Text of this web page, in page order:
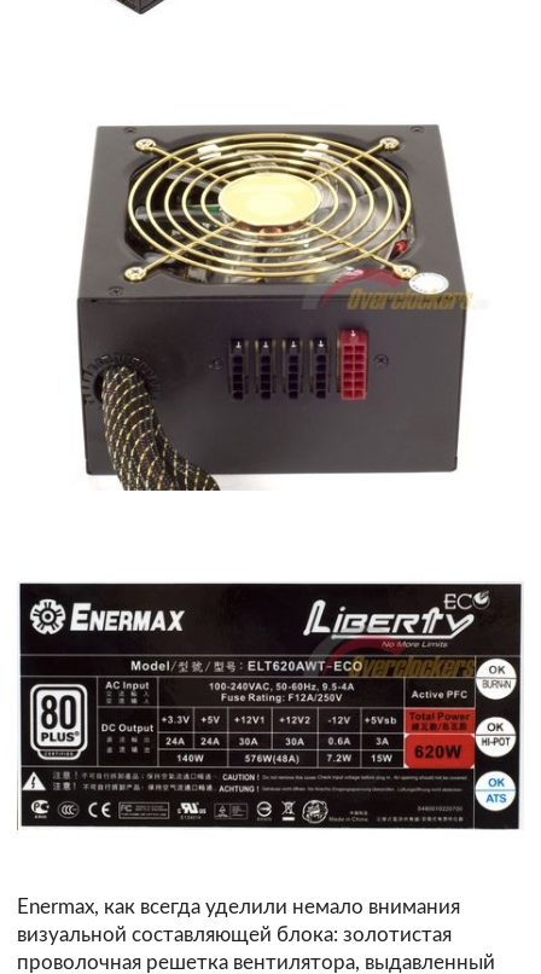
Enermax, как всегда уделили немало внимания
визуальной составляющей блока: золотистая
проволочная решетка вентилятора, выдавленный